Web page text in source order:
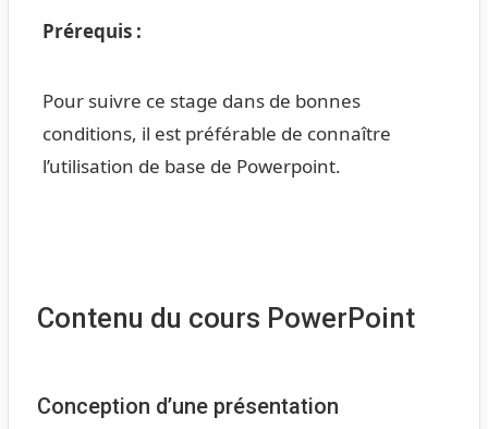
Prérequis :
Pour suivre ce stage dans de bonnes
conditions, il est préférable de connaître
l’utilisation de base de Powerpoint.
Contenu du cours PowerPoint
Conception d’une présentation